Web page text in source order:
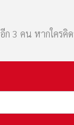
3 คน หากใคร